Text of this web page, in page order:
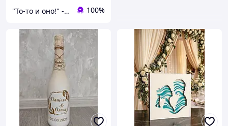
"То-то и оно!" - Мультимаркет праздника 100%